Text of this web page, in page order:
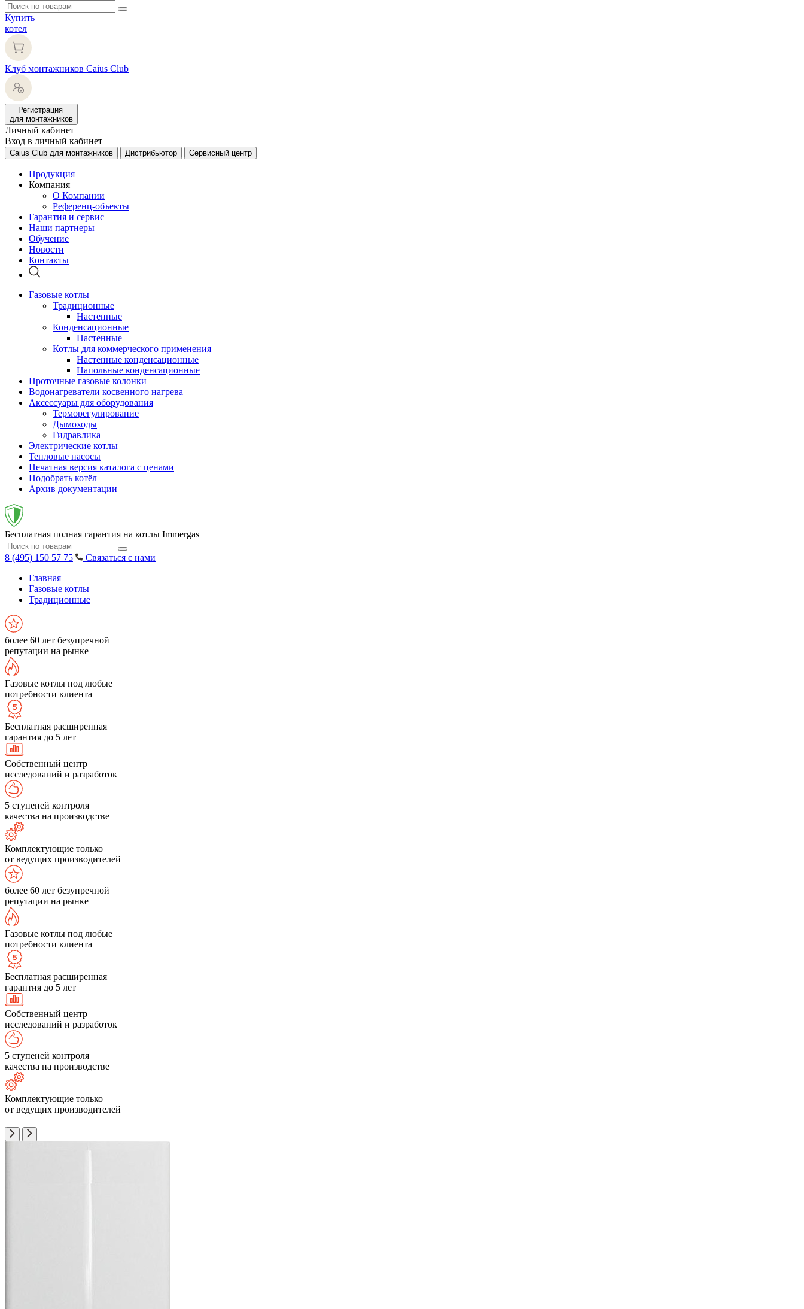
Купить
котел
Клуб монтажников Caius Club
Регистрация
для монтажников
Личный кабинет
Вход в личный кабинет
Caius Club для монтажников Дистрибьютор Сервисный центр
Продукция
Компания
О Компании
Референц-объекты
Гарантия и сервис
Наши партнеры
Обучение
Новости
Контакты
Газовые котлы
Традиционные
Настенные
Конденсационные
Настенные
Котлы для коммерческого применения
Настенные конденсационные
Напольные конденсационные
Проточные газовые колонки
Водонагреватели косвенного нагрева
Аксессуары для оборудования
Терморегулирование
Дымоходы
Гидравлика
Электрические котлы
Тепловые насосы
Печатная версия каталога с ценами
Подобрать котёл
Архив документации
Бесплатная полная гарантия на котлы Immergas
8 (495) 150 57 75
Связаться с нами
Главная
Газовые котлы
Традиционные
более 60 лет безупречной
репутации на рынке
Газовые котлы под любые
потребности клиента
Бесплатная расширенная
гарантия до 5 лет
Собственный центр
исследований и разработок
5 ступеней контроля
качества на производстве
Комплектующие только
от ведущих производителей
более 60 лет безупречной
репутации на рынке
Газовые котлы под любые
потребности клиента
Бесплатная расширенная
гарантия до 5 лет
Собственный центр
исследований и разработок
5 ступеней контроля
качества на производстве
Комплектующие только
от ведущих производителей